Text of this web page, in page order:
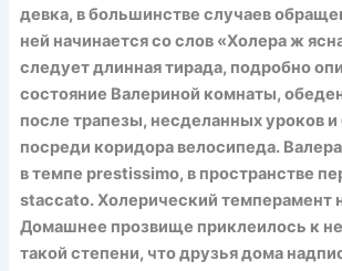
девка, в большинстве случаев
ней начинается со слов «Холера ж
следует длинная тирада, подробно
состояние Валериной комнаты,
после трапезы, несделанных уроков
посреди коридора велосипеда.
в темпе prestissimo, в пространстве
staccato. Холерический темперамент
Домашнее прозвище приклеилось к
такой степени, что друзья дома